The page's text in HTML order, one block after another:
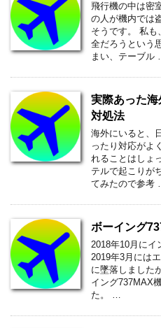
飛行機の中は密
の人が機内では
そうです。 私も
全だろうという
まい、テーブル …
実際あった
対処法
海外にいると、
ったり対応がよ
れることはしょ
テルで起こりが
てみたので参考 …
ボーイング
2018年10月にイ
2019年3月には
に墜落しました
イング737MAX
た。 …